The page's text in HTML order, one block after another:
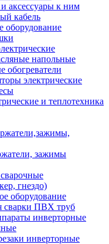
аксессуары к ним
кабель
напольные
обогреватели
электрические
и теплотехника
зажимы
гнездо)
оборудование
сварки ПВХ труб
инверторные
инверторные